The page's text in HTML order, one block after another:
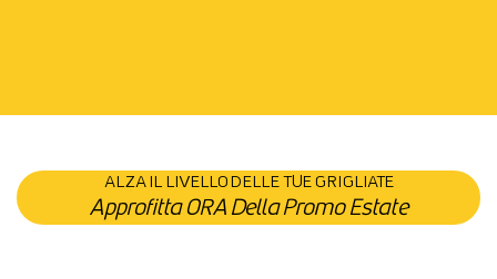
ALZA IL LIVELLO DELLE TUE GRIGLIATE
Approfitta ORA Della Promo Estate